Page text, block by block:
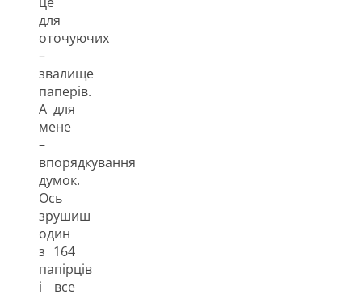
для
оточуючих
–
звалище
паперів.
А для
мене
–
впорядкування
думок.
Ось
зрушиш
один
з 164
папірців
і все